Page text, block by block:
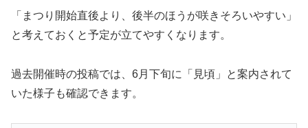
「まつり開始直後より、後半のほうが咲きそろいやすい」
と考えておくと予定が立てやすくなります。
過去開催時の投稿では、6月下旬に「見頃」と案内されて
いた様子も確認できます。